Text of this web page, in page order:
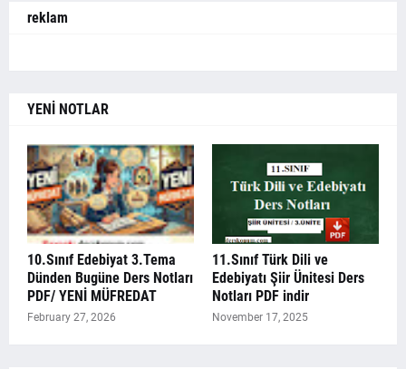
reklam
YENİ NOTLAR
10.Sınıf Edebiyat 3.Tema
Dünden Bugüne Ders Notları
PDF/ YENİ MÜFREDAT
February 27, 2026
11.Sınıf Türk Dili ve
Edebiyatı Şiir Ünitesi Ders
Notları PDF indir
November 17, 2025